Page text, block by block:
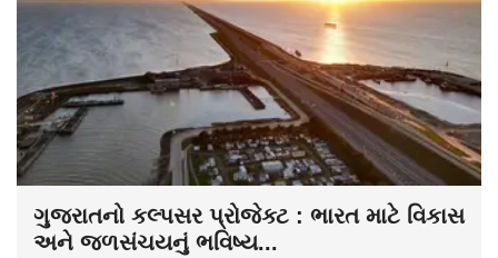
ગુજરાતનો કલ્પસર પ્રોજેક્ટ : ભારત માટે વિકાસ
અને જળસંચયનું ભવિષ્ય...